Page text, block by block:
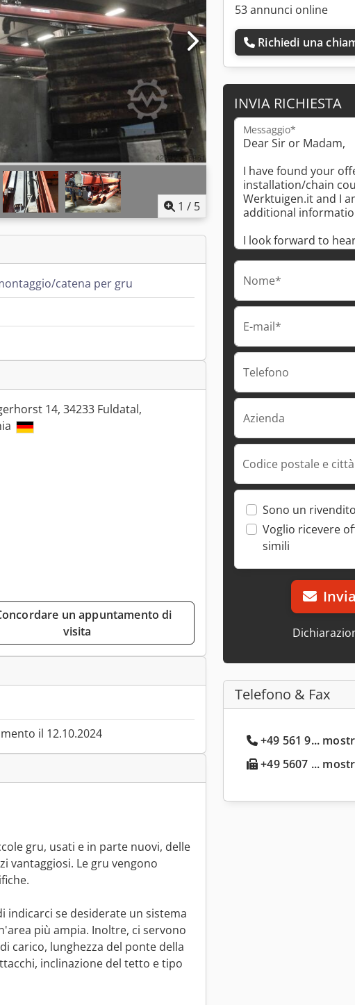
1 / 5
catena per gru
14, 34233 Fuldatal,
visita
il 12.10.2024
gru, usati e in parte nuovi, delle
vantaggiosi. Le gru vengono
indicarci se desiderate un sistema
più ampia. Inoltre, ci servono
carico, lunghezza del ponte della
inclinazione del tetto e tipo
53 annunci online
Richiedi una
INVIA RICHIESTA
Messaggio*
Nome*
E-mail*
Telefono
Azienda
Codice postale e città
Sono un
Voglio ricevere
simili
Telefono & Fax
+49 561 9...
+49 5607 ...